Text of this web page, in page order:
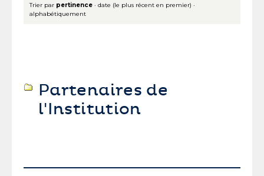
Trier par pertinence · date (le plus récent en premier) ·
alphabétiquement
Partenaires de
l'Institution